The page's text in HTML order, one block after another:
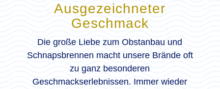
Ausgezeichneter
Geschmack
Die große Liebe zum Obstanbau und
Schnapsbrennen macht unsere Brände oft
zu ganz besonderen
Geschmackserlebnissen. Immer wieder